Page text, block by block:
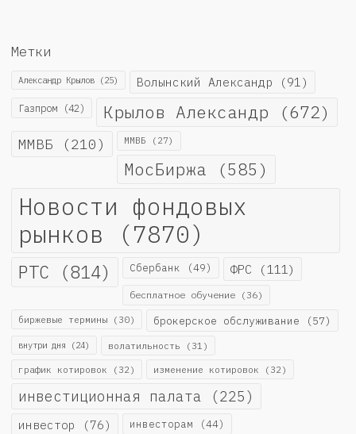
Метки
Александр Крылов (25) Волынский Александр (91)
Газпром (42) Крылов Александр (672)
ММВБ (210) ММВБ (27)
МосБиржа (585)
Новости фондовых
рынков (7870)
РТС (814) Сбербанк (49) ФРС (111)
бесплатное обучение (36)
биржевые термины (30) брокерское обслуживание (57)
внутри дня (24) волатильность (31)
график котировок (32) изменение котировок (32)
инвестиционная палата (225)
инвестор (76) инвесторам (44)